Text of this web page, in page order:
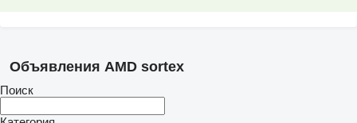
Объявления AMD sortex
Поиск